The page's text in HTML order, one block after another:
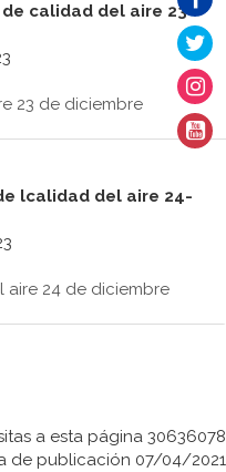
calidad del aire 23-
23 de diciembre
lcalidad del aire 24-
24 de diciembre
a esta página 30636078
de publicación 07/04/2021